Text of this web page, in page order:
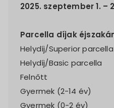
2025. szeptember 1. –
Parcella díjak
Helydíj/Superior parcella
Helydíj/Basic parcella
Felnőtt
Gyermek (2-14 év)
Gyermek (0-2 év)